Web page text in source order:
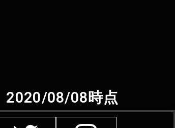
2020/08/08時点